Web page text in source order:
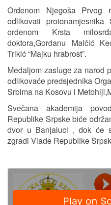
Ordenom Njegoša Prvog
odlikovati
ordenom Krsta
doktora,Gordanu Malčić
Trikić “Majku hrabrost”.
Medaljom zasluge za narod
odlikovaće predsjednika
Srbima na Kosovu i
Svečana akademija
Republike Srpske biće
dvor u Banjaluci , dok će
zgradi Vlade Republike